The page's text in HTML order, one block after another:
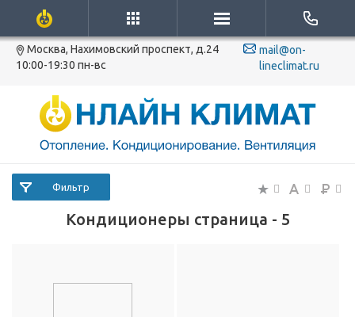
Москва, Нахимовский проспект, д.24
10:00-19:30 пн-вс
mail@on-
lineclimat.ru
Кондиционеры страница - 5
Фильтр